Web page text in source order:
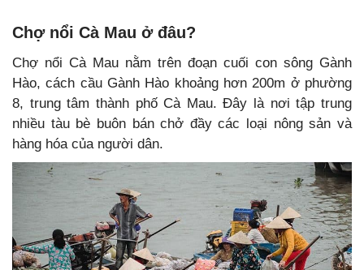
Chợ nổi Cà Mau ở đâu?
Chợ nổi Cà Mau nằm trên đoạn cuối con sông Gành
Hào, cách cầu Gành Hào khoảng hơn 200m ở phường
8, trung tâm thành phố Cà Mau. Đây là nơi tập trung
nhiều tàu bè buôn bán chở đầy các loại nông sản và
hàng hóa của người dân.